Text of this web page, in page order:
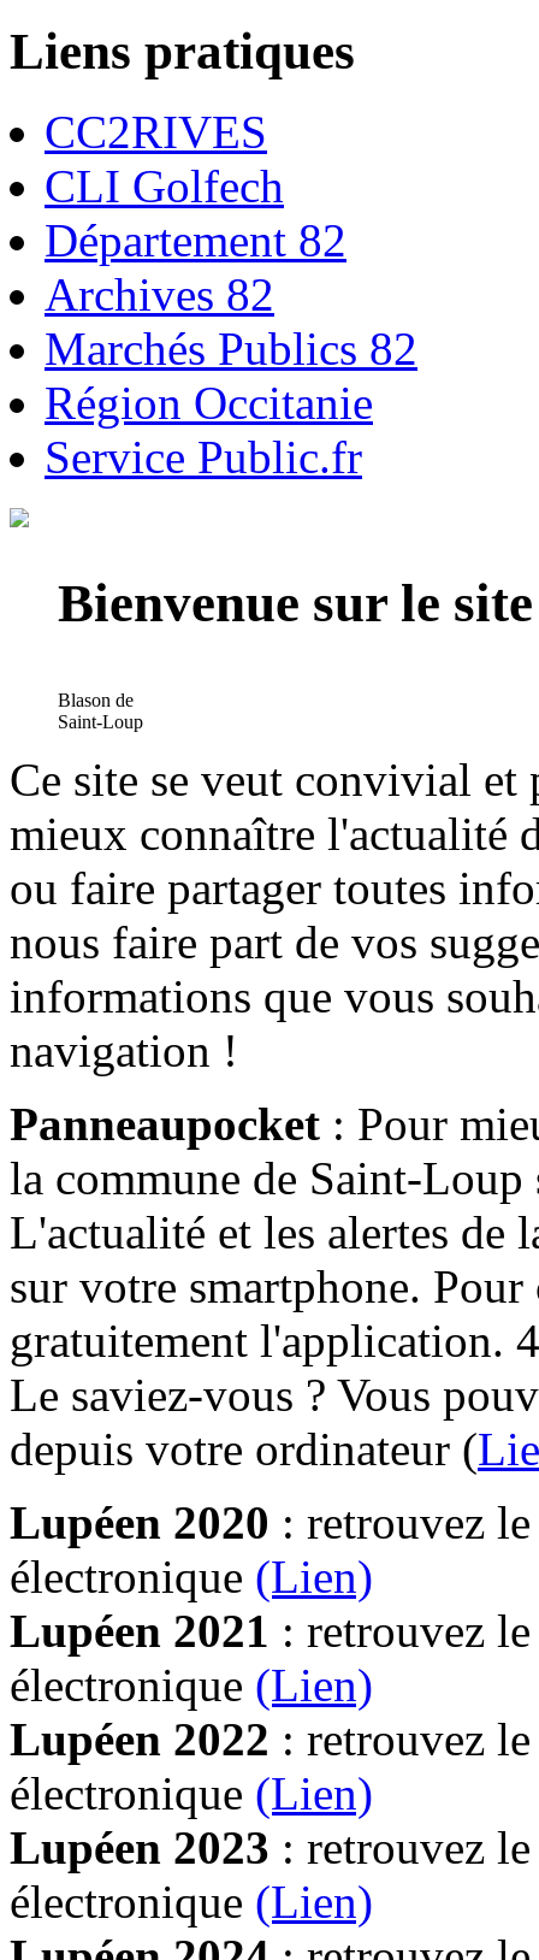
Liens pratiques
CC2RIVES
CLI Golfech
Département 82
Archives 82
Marchés Publics 82
Région Occitanie
Service Public.fr
Bienvenue sur le
Blason de
Saint-Loup
Ce site se veut convivial et
mieux connaître l'actualité
ou faire partager toutes
nous faire part de vos
informations que vous
navigation !
Panneaupocket : Pour
la commune de Saint-Loup
L'actualité et les alertes de
sur votre smartphone.
gratuitement l'application.
Le saviez-vous ? Vous
depuis votre ordinateur (
Lupéen 2020 : retrouvez
électronique (Lien)
Lupéen 2021 : retrouvez
électronique (Lien)
Lupéen 2022 : retrouvez
électronique (Lien)
Lupéen 2023 : retrouvez
électronique (Lien)